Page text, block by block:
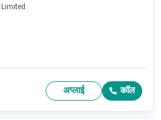
अप्लाई कॉल